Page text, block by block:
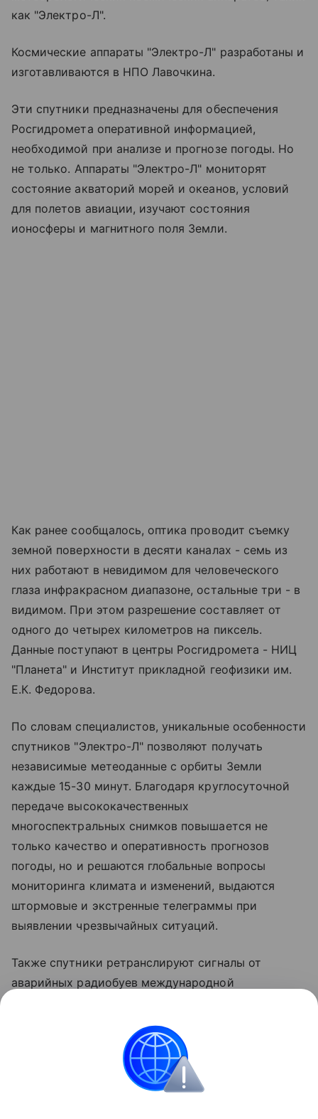
как "Электро-Л".
Космические аппараты "Электро-Л" разработаны и
изготавливаются в НПО Лавочкина.
Эти спутники предназначены для обеспечения
Росгидромета оперативной информацией,
необходимой при анализе и прогнозе погоды. Но
не только. Аппараты "Электро-Л" мониторят
состояние акваторий морей и океанов, условий
для полетов авиации, изучают состояния
ионосферы и магнитного поля Земли.
Как ранее сообщалось, оптика проводит съемку
земной поверхности в десяти каналах - семь из
них работают в невидимом для человеческого
глаза инфракрасном диапазоне, остальные три - в
видимом. При этом разрешение составляет от
одного до четырех километров на пиксель.
Данные поступают в центры Росгидромета - НИЦ
"Планета" и Институт прикладной геофизики им.
Е.К. Федорова.
По словам специалистов, уникальные особенности
спутников "Электро-Л" позволяют получать
независимые метеоданные с орбиты Земли
каждые 15-30 минут. Благодаря круглосуточной
передаче высококачественных
многоспектральных снимков повышается не
только качество и оперативность прогнозов
погоды, но и решаются глобальные вопросы
мониторинга климата и изменений, выдаются
штормовые и экстренные телеграммы при
выявлении чрезвычайных ситуаций.
Также спутники ретранслируют сигналы от
аварийных радиобуев международной
КОСПАС-САРСАТ. Это помогает поисково-
спасательным службам эффективнее реагировать
на сигналы бедствия для спасения человеческих